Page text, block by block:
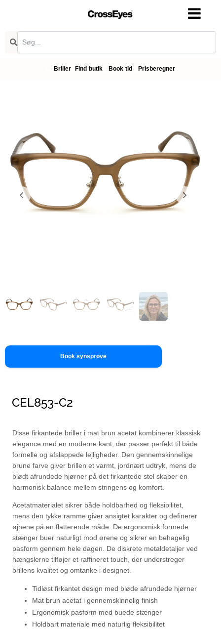
Briller Find butik Book tid Prisberegner
Book synsprøve
CEL853-C2
Disse firkantede briller i mat brun acetat kombinerer klassisk
elegance med en moderne kant, der passer perfekt til både
formelle og afslappede lejligheder. Den gennemskinnelige
brune farve giver brillen et varmt, jordnært udtryk, mens de
blødt afrundede hjørner på det firkantede stel skaber en
harmonisk balance mellem stringens og komfort.
Acetatmaterialet sikrer både holdbarhed og fleksibilitet,
mens den tykke ramme giver ansigtet karakter og definerer
øjnene på en flatterende måde. De ergonomisk formede
stænger buer naturligt mod ørene og sikrer en behagelig
pasform gennem hele dagen. De diskrete metaldetaljer ved
hængslerne tilføjer et raffineret touch, der understreger
brillens kvalitet og omtanke i designet.
Tidløst firkantet design med bløde afrundede hjørner
Mat brun acetat i gennemskinnelig finish
Ergonomisk pasform med buede stænger
Holdbart materiale med naturlig fleksibilitet